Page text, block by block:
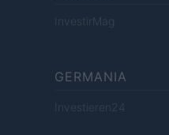
InvestirMag
GERMANIA
Investieren24